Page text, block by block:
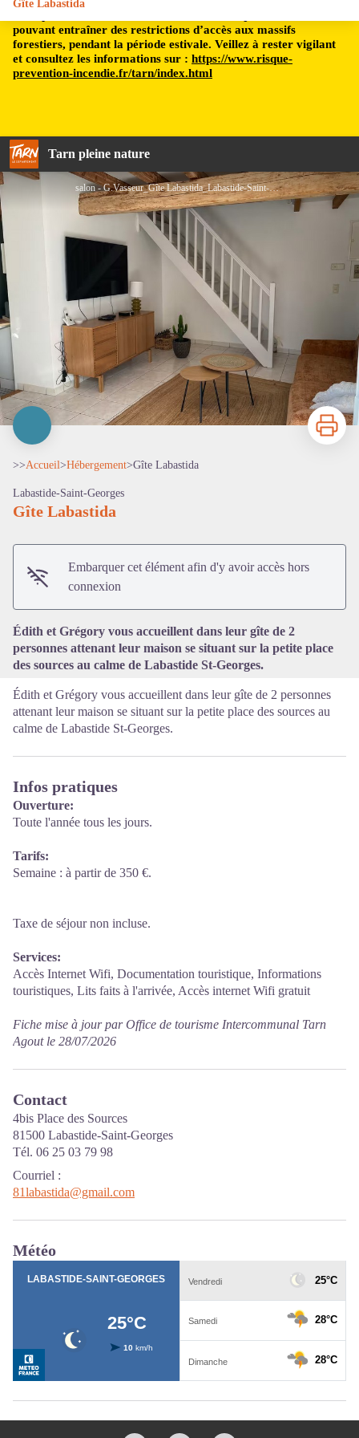
pouvant entraîner des restrictions d’accès aux massifs
forestiers, pendant la période estivale. Veillez à rester vigilant
et consultez les informations sur : https://www.risque-
prevention-incendie.fr/tarn/index.html
Tarn pleine nature
Gîte Labastida
salon - G.Vasseur_Gîte Labastida_Labastide-Saint-Georges
Voir l'image en plein écran
Imprimer
>>Accueil>Hébergement>Gîte Labastida
Labastide-Saint-Georges
Gîte Labastida
Embarquer cet élément afin d'y avoir accès hors
connexion
Édith et Grégory vous accueillent dans leur gîte de 2
personnes attenant leur maison se situant sur la petite place
des sources au calme de Labastide St-Georges.
Édith et Grégory vous accueillent dans leur gîte de 2 personnes
attenant leur maison se situant sur la petite place des sources au
calme de Labastide St-Georges.
Infos pratiques
Ouverture:
Toute l'année tous les jours.
Tarifs:
Semaine : à partir de 350 €.
Taxe de séjour non incluse.
Services:
Accès Internet Wifi, Documentation touristique, Informations
touristiques, Lits faits à l'arrivée, Accès internet Wifi gratuit
Fiche mise à jour par Office de tourisme Intercommunal Tarn
Agout le 28/07/2026
Contact
4bis Place des Sources
81500 Labastide-Saint-Georges
Tél. 06 25 03 79 98
Courriel :
81labastida@gmail.com
Météo